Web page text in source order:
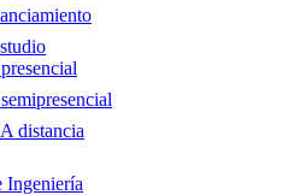
distancia
Ingeniería